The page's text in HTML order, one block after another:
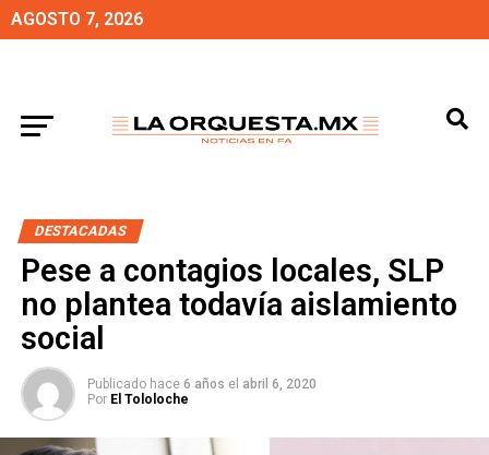
AGOSTO 7, 2026
DESTACADAS
Pese a contagios locales, SLP
no plantea todavía aislamiento
social
Publicado hace 6 años el abril 6, 2020
Por El Tololoche